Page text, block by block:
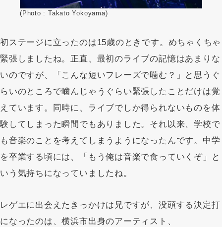
(Photo : Takato Yokoyama)
初ステージに立ったのは15歳のときです。めちゃくちゃ
緊張しましたね。正直、最初のライブの記憶はあまりな
いのですが、「こんな短いフレーズで噛む？」と思うぐ
らいのところで噛んじゃうぐらい緊張したことだけは覚
えています。同時に、ライブでしか得られないものを体
験してしまった瞬間でもありました。それ以来、学校で
も音楽のことを考えてしまうようになったんです。中学
を卒業する頃には、「もう俺は音楽で食っていくぞ」と
いう気持ちになっていましたね。
レゲエに出会えたきっかけは兄ですが、没頭する決定打
になったのは、横浜市出身のアーティスト、